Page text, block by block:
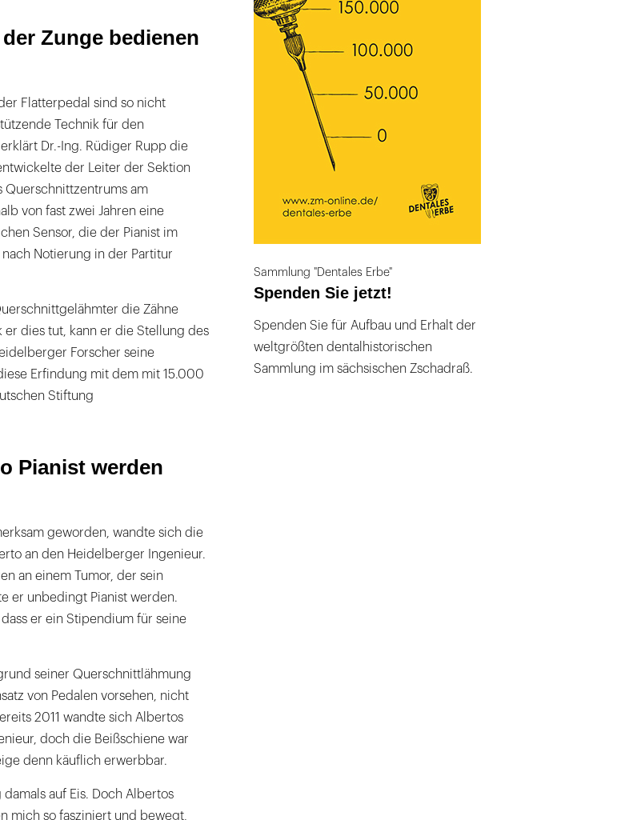
Zunge bedienen
Flatterpedal sind so nicht
Technik für den
Dr.-Ing. Rüdiger Rupp die
der Leiter der Sektion
Querschnittzentrums am
von fast zwei Jahren eine
Sensor, die der Pianist im
Notierung in der Partitur
die Zähne
er dies tut, kann er die Stellung des
Forscher seine
Erfindung mit dem mit 15.000
Stiftung
Pianist werden
geworden, wandte sich die
an den Heidelberger Ingenieur.
an einem Tumor, der sein
er unbedingt Pianist werden.
er ein Stipendium für seine
seiner Querschnittlähmung
von Pedalen vorsehen, nicht
2011 wandte sich Albertos
doch die Beißschiene war
denn käuflich erwerbbar.
auf Eis. Doch Albertos
mich so fasziniert und bewegt,
Sammlung "Dentales Erbe"
Spenden Sie jetzt!
Spenden Sie für Aufbau und Erhalt der
weltgrößten dentalhistorischen
Sammlung im sächsischen Zschadraß.